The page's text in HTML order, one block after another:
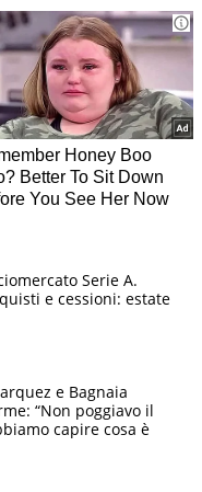
Serie A.
e cessioni: estate
e Bagnaia
“Non poggiavo il
capire cosa è